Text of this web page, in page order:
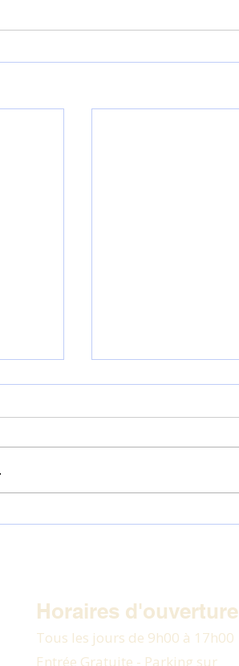
Vortex de
Love is my Weapon
Horaires d'ouverture
Tous les jours de 9h00 à 17h00
Entrée Gratuite - Parking sur